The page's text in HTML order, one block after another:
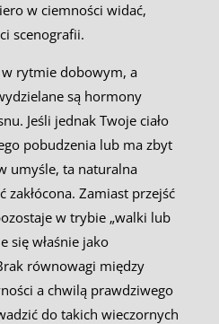
w ciemności widać,
scenografii.
w rytmie dobowym, a
są hormony
Jeśli jednak Twoje ciało
pobudzenia lub ma zbyt
umyśle, ta naturalna
Zamiast przejść
w trybie „walki lub
się właśnie jako
równowagi między
a chwilą prawdziwego
do takich wieczornych